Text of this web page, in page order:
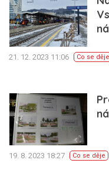
21. 12. 2023 11:06 Co se děje
19. 8. 2023 18:27 Co se děje